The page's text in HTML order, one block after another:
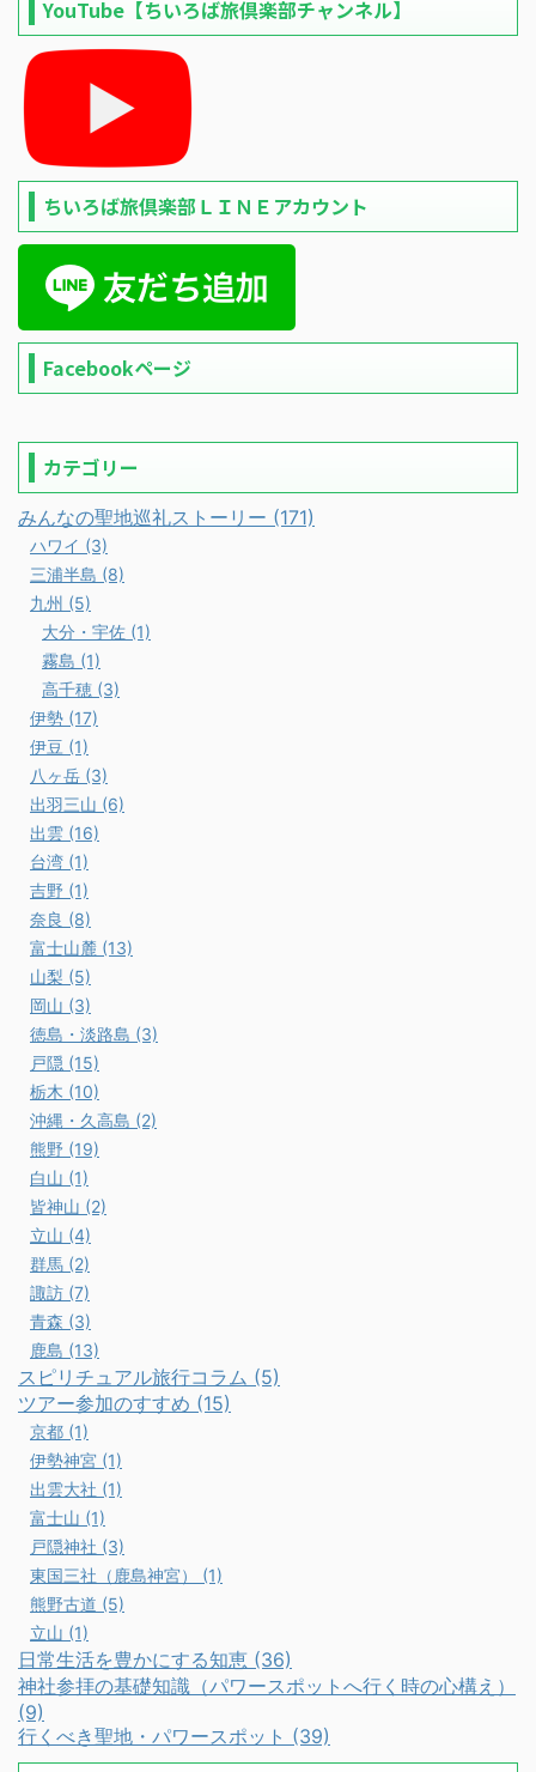
YouTube【ちいろば旅倶楽部チャンネル】
ちいろば旅倶楽部ＬＩＮＥアカウント
Facebookページ
カテゴリー
みんなの聖地巡礼ストーリー (171)
ハワイ (3)
三浦半島 (8)
九州 (5)
大分・宇佐 (1)
霧島 (1)
高千穂 (3)
伊勢 (17)
伊豆 (1)
八ヶ岳 (3)
出羽三山 (6)
出雲 (16)
台湾 (1)
吉野 (1)
奈良 (8)
富士山麓 (13)
山梨 (5)
岡山 (3)
徳島・淡路島 (3)
戸隠 (15)
栃木 (10)
沖縄・久高島 (2)
熊野 (19)
白山 (1)
皆神山 (2)
立山 (4)
群馬 (2)
諏訪 (7)
青森 (3)
鹿島 (13)
スピリチュアル旅行コラム (5)
ツアー参加のすすめ (15)
京都 (1)
伊勢神宮 (1)
出雲大社 (1)
富士山 (1)
戸隠神社 (3)
東国三社（鹿島神宮） (1)
熊野古道 (5)
立山 (1)
日常生活を豊かにする知恵 (36)
神社参拝の基礎知識（パワースポットへ行く時の心構え）
(9)
行くべき聖地・パワースポット (39)